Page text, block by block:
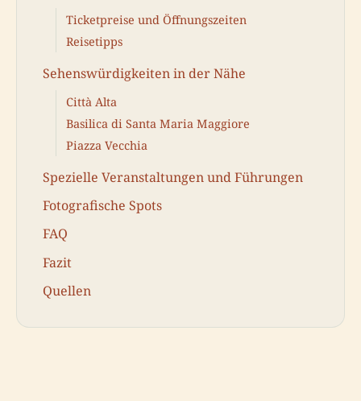
Ticketpreise und Öffnungszeiten
Reisetipps
Sehenswürdigkeiten in der Nähe
Città Alta
Basilica di Santa Maria Maggiore
Piazza Vecchia
Spezielle Veranstaltungen und Führungen
Fotografische Spots
FAQ
Fazit
Quellen